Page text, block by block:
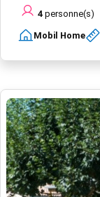
4 personne(s)
Mobil Home